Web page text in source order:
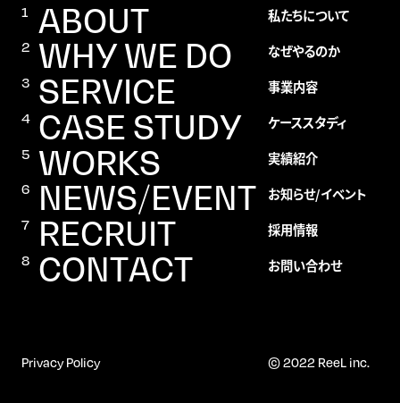
ABOUT
WHY WE DO
SERVICE
CASE STUDY
WORKS
NEWS/EVENT
RECRUIT
CONTACT
私たちについて
なぜやるのか
事業内容
ケーススタディ
実績紹介
お知らせ/イベント
採用情報
お問い合わせ
Privacy Policy © 2022 ReeL inc.